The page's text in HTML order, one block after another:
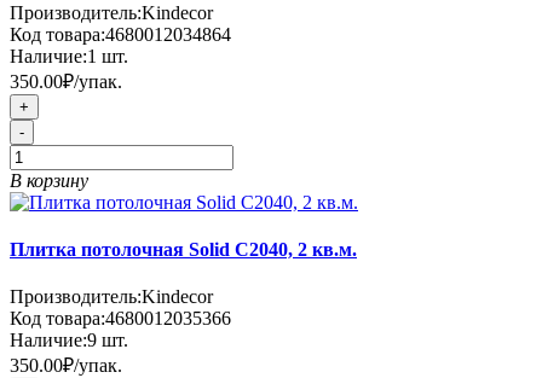
Производитель:Kindecor
Код товара:4680012034864
Наличие:1 шт.
350.00₽/упак.
+
-
В корзину
Плитка потолочная Solid C2040, 2 кв.м.
Производитель:Kindecor
Код товара:4680012035366
Наличие:9 шт.
350.00₽/упак.